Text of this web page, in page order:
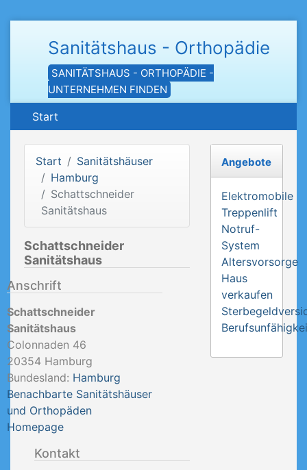
Sanitätshaus - Orthopädie
SANITÄTSHAUS - ORTHOPÄDIE -
UNTERNEHMEN FINDEN
Start
Start
Sanitätshäuser
Hamburg
Schattschneider
Sanitätshaus
Schattschneider
Sanitätshaus
Anschrift
Schattschneider
Sanitätshaus
Colonnaden 46
20354 Hamburg
Bundesland: Hamburg
Benachbarte Sanitätshäuser
und Orthopäden
Homepage
Kontakt
Angebote
Elektromobile
Treppenlift
Notruf-
System
Altersvorsorge
Haus
verkaufen